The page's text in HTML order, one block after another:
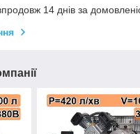
14 днів за